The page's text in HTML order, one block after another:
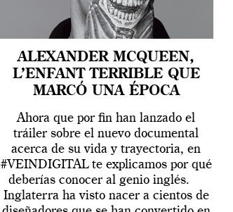
ALEXANDER MCQUEEN,
L’ENFANT TERRIBLE QUE
MARCÓ UNA ÉPOCA
Ahora que por fin han lanzado el
tráiler sobre el nuevo documental
acerca de su vida y trayectoria, en
#VEINDIGITAL te explicamos por qué
deberías conocer al genio inglés.
Inglaterra ha visto nacer a cientos de